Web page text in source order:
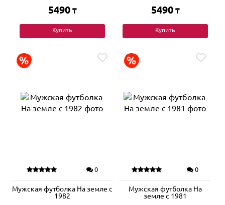
5490 ₸
Купить
5490 ₸
Купить
0
Мужская футболка На земле с
1982
0
Мужская футболка На
земле с 1981